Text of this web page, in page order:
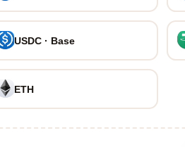
USDC · Base
ETH